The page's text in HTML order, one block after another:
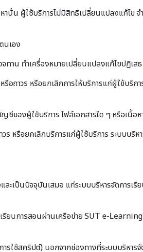
ผู้ใช้บริการไม่มีสิทธิเปลี่ยนแปลงแก้ไข จ
นเอง
น ทำเครื่องหมายเปลี่ยนแปลงแก้ไขปฏิเส
าวร หรือยกเลิกการให้บริการแก่ผู้ใช้บริกา
ญชีของผู้ใช้บริการ ไฟล์เอกสารใด ๆ หรือเ
หรือยกเลิกบริการแก่ผู้ใช้บริการ ระบบบริ
ะเป็นปัจจุบันเสมอ แก่ระบบบริหารจัดการ
ยนการสอนผ่านเครือข่าย SUT e-
รใช้สคริปต์) นอกจากช่องทางที่ระบบบริห